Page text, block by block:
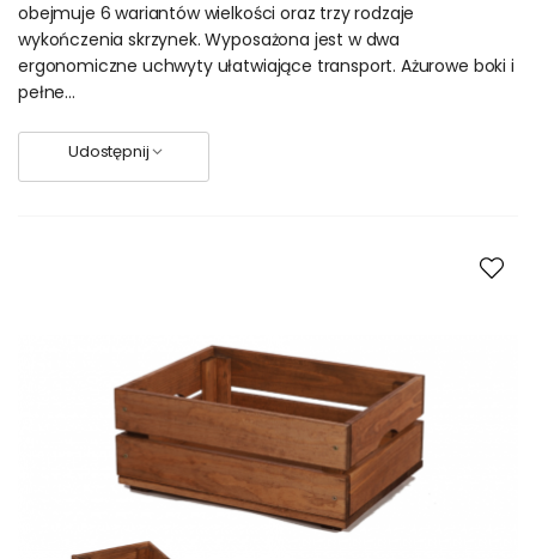
obejmuje 6 wariantów wielkości oraz trzy rodzaje
wykończenia skrzynek. Wyposażona jest w dwa
ergonomiczne uchwyty ułatwiające transport. Ażurowe boki i
pełne...
Udostępnij